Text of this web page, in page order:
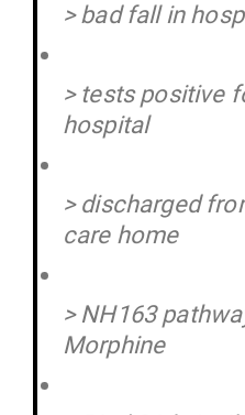
> bad fall in
> tests positive
hospital
> discharged
care home
> NH163
Morphine